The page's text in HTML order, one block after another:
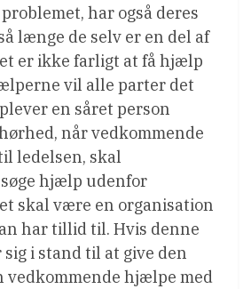
har også deres
længe de selv er en del af
er ikke farligt at få hjælp
vil alle parter det
en såret person
når vedkommende
ledelsen, skal
hjælp udenfor
skal være en organisation
har tillid til. Hvis denne
i stand til at give den
hjælpe med